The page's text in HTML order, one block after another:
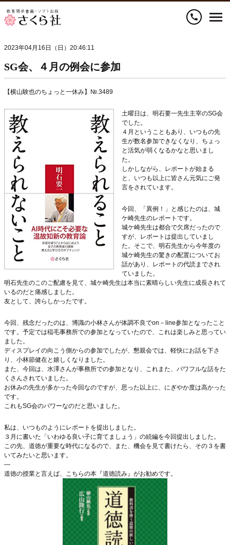
call
2023年04月16日（日）20:46:11
SG会、４月の例会に参加
【横山験也のちょっと一休み】№.3489
土曜日は、明石要一先生主宰のSG会
でした。
４月ということもあり、いつもの先
生が数名参加できなくなり、ちょっ
と活気が弱くなるかなと思いまし
た。
しかしながら、レポートが始まる
と、いつも以上に皆さん元気にご発
言をされています。
今回、「異例！」と感じたのは、城
ケ崎先生のレポートです。
城ケ崎先生は都合で欠席だったので
すが、レポートは提出していまし
た。そこで、明石先生から今年度の
城ケ崎先生の驚きの配置についてお
話があり、レポートの代読までされ
ていました。
明石先生のこのご配慮を見て、城ケ崎先生は本当に素晴らしい先生に成長されて
いるのだと痛感しました。
友として、誇らしかったです。
今回、残念だったのは、博識の小林さんが体調不良でon－line参加となったこと
です。予定では稲毛事務所での参加となっていたので、これは楽しみと思ってい
ました。
ディスプレイの向こう側からの参加でしたが、懇親会では、軽快にお話を下さ
り、小林節健在と嬉しくなりました。
また、今回は、水澤さんが事務所での参加となり、これまた、パワフルな話をた
くさんされていました。
お休みの先生が多かった今回なのですが、思った以上に、にぎやか度は高かった
です。
これもSG会のパワーなのだと思いました。
私は、いつものようにレポートを提出しました。
３月に書いた「いわゆる良い子に育てましょう」の続編を今回提出しました。
この先、道徳が重要な時代になるので、また、機会を見て書けたら、その３を書
いてみたいと思います。
—
道徳の授業と言えば、こちらの本『道徳読み』がお勧めです。